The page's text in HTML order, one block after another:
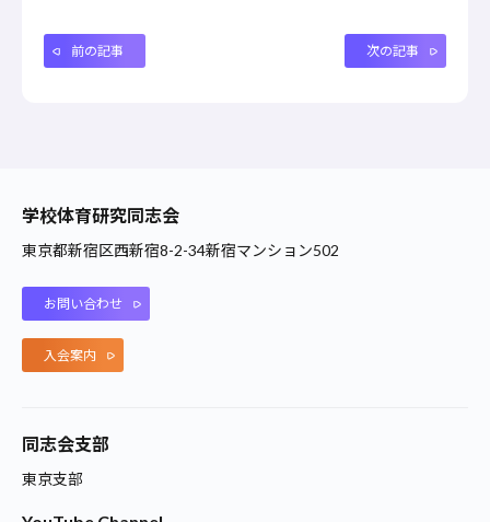
前の記事 次の記事
学校体育研究同志会
東京都新宿区西新宿8-2-34新宿マンション502
お問い合わせ
入会案内
同志会支部
東京支部